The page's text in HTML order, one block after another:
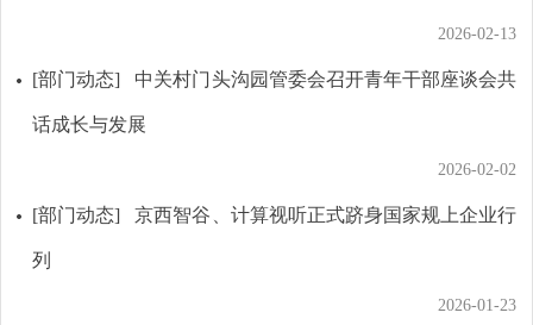
2026-02-13
[部门动态] 中关村门头沟园管委会召开青年干部座谈会共
话成长与发展
2026-02-02
[部门动态] 京西智谷、计算视听正式跻身国家规上企业行
列
2026-01-23